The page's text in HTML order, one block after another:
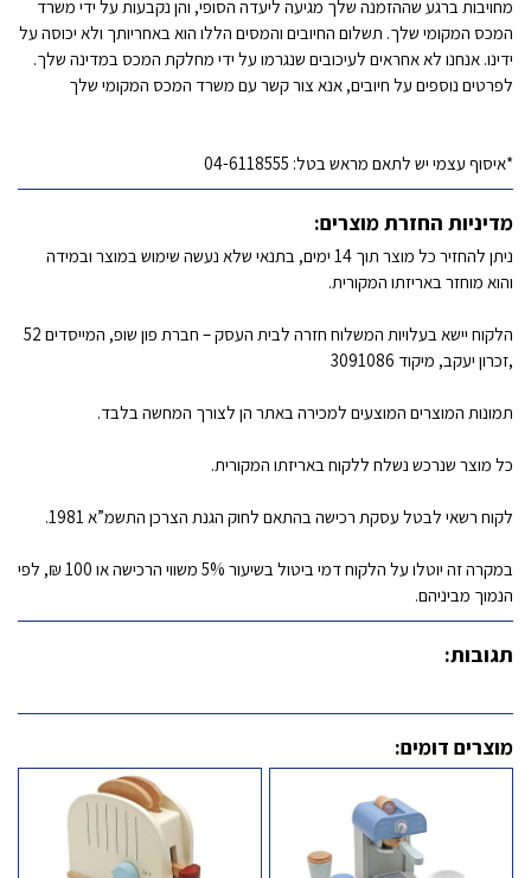
מחויבות ברגע שההזמנה שלך מגיעה ליעדה הסופי, והן נקבעות על ידי משרד
המכס המקומי שלך. תשלום החיובים והמסים הללו הוא באחריותך ולא יכוסה על
ידינו. אנחנו לא אחראים לעיכובים שנגרמו על ידי מחלקת המכס במדינה שלך.
לפרטים נוספים על חיובים, אנא צור קשר עם משרד המכס המקומי שלך
*איסוף עצמי יש לתאם מראש בטל: 04-6118555
מדיניות החזרת מוצרים:
ניתן להחזיר כל מוצר תוך 14 ימים, בתנאי שלא נעשה שימוש במוצר ובמידה
והוא מוחזר באריזתו המקורית.
הלקוח יישא בעלויות המשלוח חזרה לבית העסק – חברת פון שופ, המייסדים 52
,זכרון יעקב, מיקוד 3091086
תמונות המוצרים המוצעים למכירה באתר הן לצורך המחשה בלבד.
כל מוצר שנרכש נשלח ללקוח באריזתו המקורית.
לקוח רשאי לבטל עסקת רכישה בהתאם לחוק הגנת הצרכן התשמ”א 1981.
במקרה זה יוטלו על הלקוח דמי ביטול בשיעור 5% משווי הרכישה או 100 ₪, לפי
הנמוך מביניהם.
תגובות:
מוצרים דומים: